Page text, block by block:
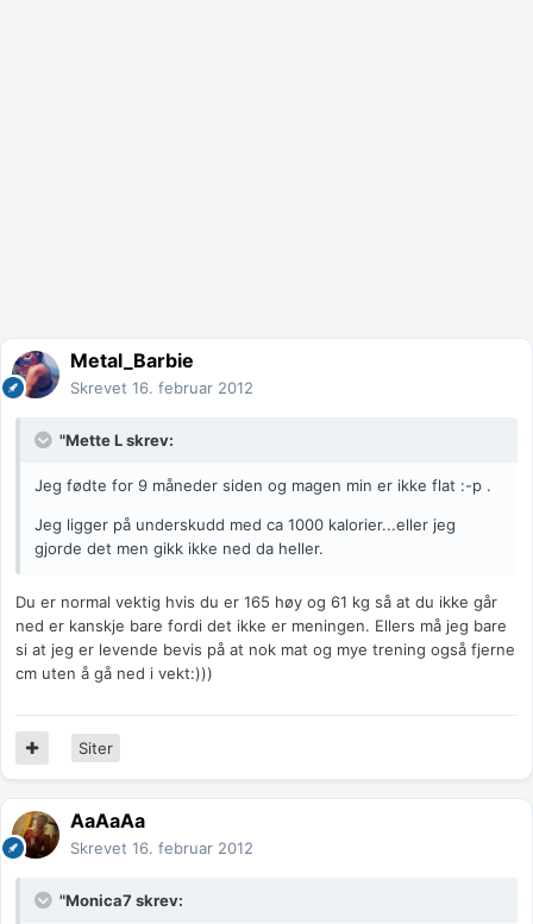
Metal_Barbie
Skrevet 16. februar 2012
"Mette L skrev:
Jeg fødte for 9 måneder siden og magen min er ikke flat :-p .
Jeg ligger på underskudd med ca 1000 kalorier...eller jeg
gjorde det men gikk ikke ned da heller.
Du er normal vektig hvis du er 165 høy og 61 kg så at du ikke går
ned er kanskje bare fordi det ikke er meningen. Ellers må jeg bare
si at jeg er levende bevis på at nok mat og mye trening også fjerne
cm uten å gå ned i vekt:)))
Siter
AaAaAa
Skrevet 16. februar 2012
"Monica7 skrev: